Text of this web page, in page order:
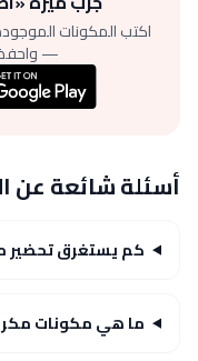
اكتب المكونات
—
أسئلة شائعة عن
كم يستغرق تحضير
ما هي مكونات